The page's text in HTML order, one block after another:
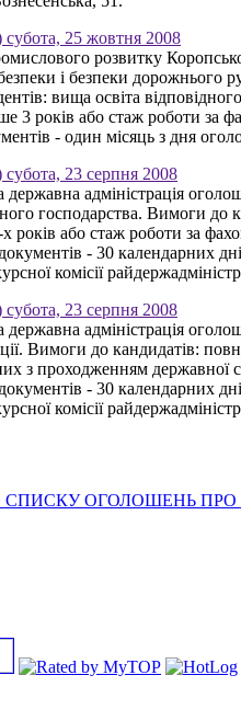
25 жовтня 2008
розвитку
і безпеки дорожнього
вища освіта
3 років або стаж роботи за
- один місяць з дня
23 серпня 2008
адміністрація
господарства. Вимоги до
років або стаж роботи за
- 30 календарних
комісії
23 серпня 2008
адміністрація
Вимоги до кандидатів:
з проходженням державної
- 30 календарних
комісії
ОГОЛОШЕНЬ ПРО